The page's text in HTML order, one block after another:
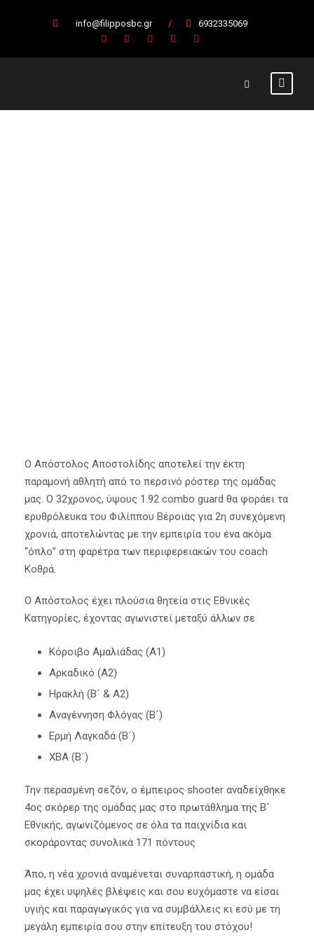
info@filipposbc.gr / 6932335069
Ο Απόστολος Αποστολίδης αποτελεί την έκτη
παραμονή αθλητή από το περσινό ρόστερ της ομάδας
μας. Ο 32χρονος, ύψους 1.92 combo guard θα φοράει τα
ερυθρόλευκα του Φιλίππου Βέροιας για 2η συνεχόμενη
χρονιά, αποτελώντας με την εμπειρία του ένα ακόμα
“όπλο” στη φαρέτρα των περιφερειακών του coach
Κοθρά.
Ο Απόστολος έχει πλούσια θητεία στις Εθνικές
Κατηγορίες, έχοντας αγωνιστεί μεταξύ άλλων σε
Κόροιβο Αμαλιάδας (Α1)
Αρκαδικό (Α2)
Ηρακλή (Β´ & A2)
Αναγέννηση Φλόγας (Β´)
Ερμή Λαγκαδά (Β´)
ΧΒΑ (Β´)
Την περασμένη σεζόν, ο έμπειρος shooter αναδείχθηκε
4ος σκόρερ της ομάδας μας στο πρωτάθλημα της Β´
Εθνικής, αγωνιζόμενος σε όλα τα παιχνίδια και
σκοράροντας συνολικά 171 πόντους
Άπο, η νέα χρονιά αναμένεται συναρπαστική, η ομάδα
μας έχει υψηλές βλέψεις και σου ευχόμαστε να είσαι
υγιής και παραγωγικός για να συμβάλλεις κι εσύ με τη
μεγάλη εμπειρία σου στην επίτευξη του στόχου!